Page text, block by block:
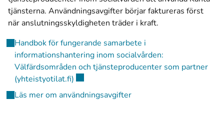
tjänsterna. Användningsavgifter börjar faktureras först
när anslutningsskyldigheten träder i kraft.
Handbok för fungerande samarbete i
informationshantering inom socialvården:
Välfärdsområden och tjänsteproducenter som partner
(yhteistyotilat.fi)
Läs mer om användningsavgifter